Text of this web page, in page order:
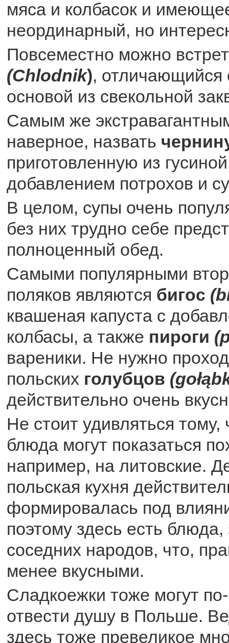
мяса и колбасок и
неординарный, но
Повсеместно можно
(Chlodnik), отличающийся
основой из свекольной
Самым же
наверное, назвать
приготовленную из
добавлением потрохов и
В целом, супы очень
без них трудно себе
полноценный обед.
Самыми популярными
поляков являются бигос
квашеная капуста с
колбасы, а также пироги
вареники. Не нужно
польских голубцов
действительно очень
Не стоит удивляться тому,
блюда могут показаться
например, на литовские.
польская кухня
формировалась под
поэтому здесь есть
соседних народов, что,
менее вкусными.
Сладкоежки тоже могут
отвести душу в Польше.
здесь тоже превеликое